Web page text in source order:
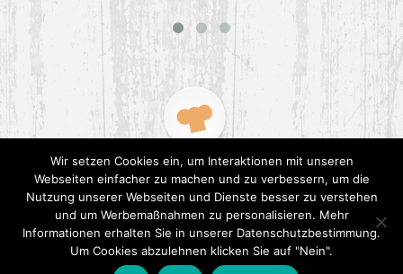
Asiatischer Chinakohl-Salat
2015 CookPress. All right reserved.Datenschutz
Wir setzen Cookies ein, um Interaktionen mit unseren
Webseiten einfacher zu machen und zu verbessern, um die
Nutzung unserer Webseiten und Dienste besser zu verstehen
und um Werbemaßnahmen zu personalisieren. Mehr
Informationen erhalten Sie in unserer Datenschutzbestimmung.
Um Cookies abzulehnen klicken Sie auf "Nein".